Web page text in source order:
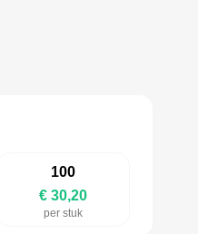
100
€ 30,20
per stuk